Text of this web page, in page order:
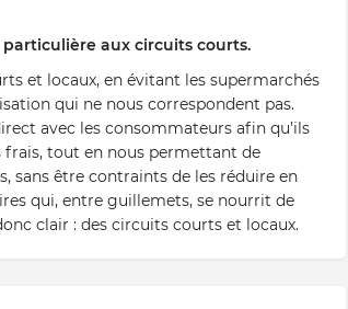
aux circuits courts.
et locaux, en évitant les supermarchés
qui ne nous correspondent pas.
avec les consommateurs afin qu’ils
tout en nous permettant de
sans être contraints de les réduire en
qui, entre guillemets, se nourrit de
clair : des circuits courts et locaux.